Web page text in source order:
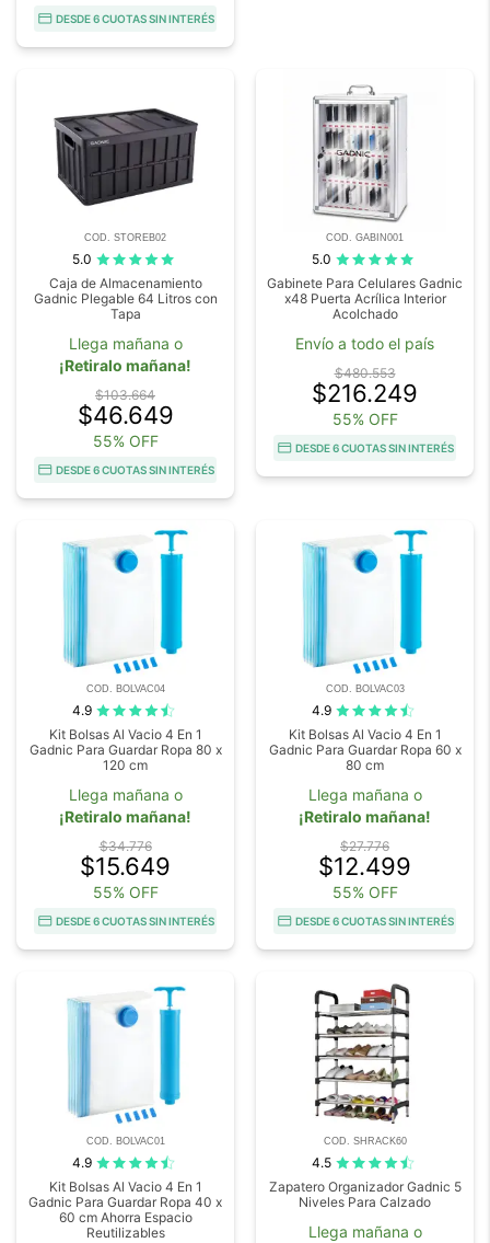
DESDE 6 CUOTAS SIN INTERÉS
COD. STOREB02
5.0
Caja de Almacenamiento
Gadnic Plegable 64 Litros con
Tapa
Llega mañana o
¡Retiralo mañana!
$103.664
$46.649
55% OFF
DESDE 6 CUOTAS SIN INTERÉS
COD. GABIN001
5.0
Gabinete Para Celulares Gadnic
x48 Puerta Acrílica Interior
Acolchado
Envío a todo el país
$480.553
$216.249
55% OFF
DESDE 6 CUOTAS SIN INTERÉS
COD. BOLVAC04
4.9
Kit Bolsas Al Vacio 4 En 1
Gadnic Para Guardar Ropa 80 x
120 cm
Llega mañana o
¡Retiralo mañana!
$34.776
$15.649
55% OFF
DESDE 6 CUOTAS SIN INTERÉS
COD. BOLVAC03
4.9
Kit Bolsas Al Vacio 4 En 1
Gadnic Para Guardar Ropa 60 x
80 cm
Llega mañana o
¡Retiralo mañana!
$27.776
$12.499
55% OFF
DESDE 6 CUOTAS SIN INTERÉS
COD. BOLVAC01
4.9
Kit Bolsas Al Vacio 4 En 1
Gadnic Para Guardar Ropa 40 x
60 cm Ahorra Espacio
Reutilizables
COD. SHRACK60
4.5
Zapatero Organizador Gadnic 5
Niveles Para Calzado
Llega mañana o